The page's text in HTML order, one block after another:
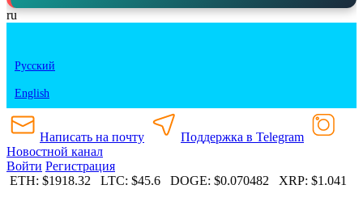
ru
Русский
English
Написать на почту
Поддержка в Telegram
Новостной канал
Войти Регистрация
ETH:$1918.32 LTC:$45.6 DOGE:$0.070482 XRP:$1.041